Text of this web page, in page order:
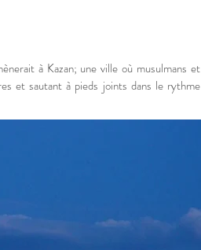
à Kazan; une ville où musulmans et
et sautant à pieds joints dans le rythme